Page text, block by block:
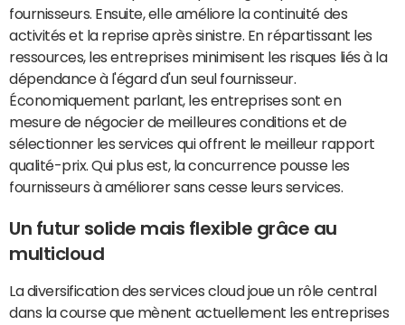
fournisseurs. Ensuite, elle améliore la continuité des
activités et la reprise après sinistre. En répartissant les
ressources, les entreprises minimisent les risques liés à la
dépendance à l'égard d'un seul fournisseur.
Économiquement parlant, les entreprises sont en
mesure de négocier de meilleures conditions et de
sélectionner les services qui offrent le meilleur rapport
qualité-prix. Qui plus est, la concurrence pousse les
fournisseurs à améliorer sans cesse leurs services.
Un futur solide mais flexible grâce au
multicloud
La diversification des services cloud joue un rôle central
dans la course que mènent actuellement les entreprises